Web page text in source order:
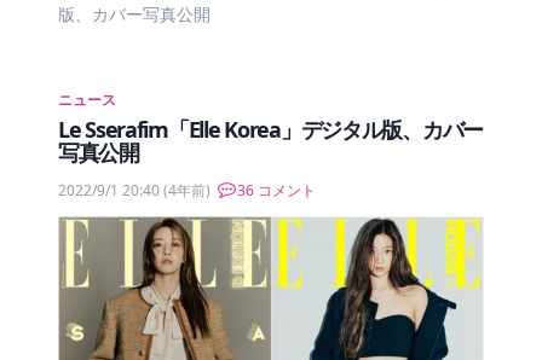
版、カバー写真公開
ニュース
Le Sserafim「Elle Korea」デジタル版、カバー
写真公開
2022/9/1 20:40(4年前) 36 コメント